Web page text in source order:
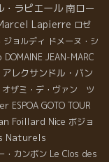
・ラピエール 南ロー
Lapierre ロゼ
ジョルディ ドメーヌ・シ
DOMAINE JEAN-MARC
アレクサンドル・バン
オザミ・デ・ヴァン ツ
ESPOA GOTO TOUR
Foillard Nice ボジョ
Naturels
・カンボン Le Clos des